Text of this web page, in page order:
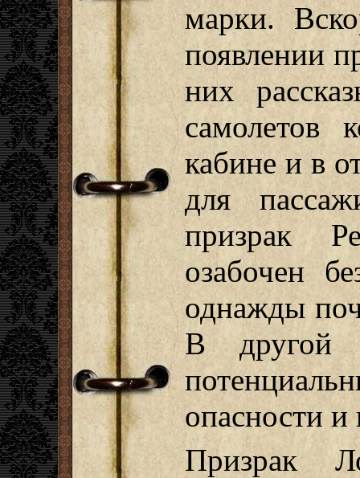
марки.
появлении
них
самолетов
кабине и в
для
призрак
озабочен
однажды
В другой
опасности и
Призрак